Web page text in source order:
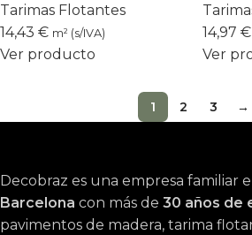
Tarimas Flotantes
14,43 € m² (s/IVA)
Ver producto
14,97 €
Ver
1 2 3 →
Decobraz es una empresa familiar
Barcelona con más de 30 años de
pavimentos de madera, tarima